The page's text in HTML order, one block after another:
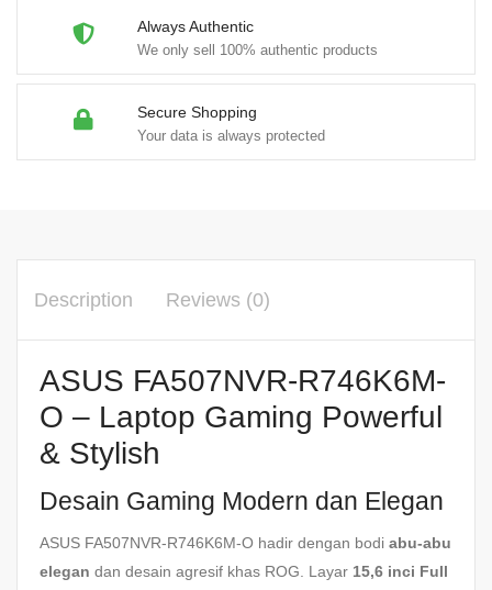
Always Authentic
We only sell 100% authentic products
Secure Shopping
Your data is always protected
Description Reviews (0)
ASUS FA507NVR-R746K6M-
O – Laptop Gaming Powerful
& Stylish
Desain Gaming Modern dan Elegan
ASUS FA507NVR-R746K6M-O hadir dengan bodi abu-abu
elegan dan desain agresif khas ROG. Layar 15,6 inci Full